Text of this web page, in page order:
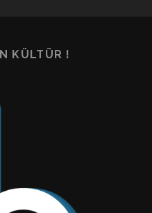
KÜLTÜR !